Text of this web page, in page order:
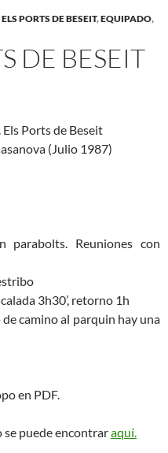
ELS PORTS DE BESEIT,EQUIPADO,
DE BESEIT
Els Ports de Beseit
(Julio 1987)
parabolts. Reuniones con
3h30’, retorno 1h
camino al parquin hay una
en PDF.
se puede encontraraquí.